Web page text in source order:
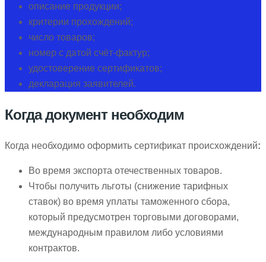
описание продукции;
критерии прохождений;
число товаров;
номер с датой счёт-фактур;
удостоверение сертификатов;
декларация заявителей.
Когда документ необходим
Когда необходимо оформить сертификат происхождений:
Во время экспорта отечественных товаров.
Чтобы получить льготы (снижение тарифных
ставок) во время уплаты таможенного сбора,
который предусмотрен торговыми договорами,
международным правилом либо условиями
контрактов.